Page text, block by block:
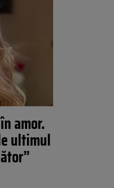
amor.
ultimul